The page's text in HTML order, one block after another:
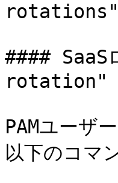
####
rotation"
PAMユーザ
以下のコマ